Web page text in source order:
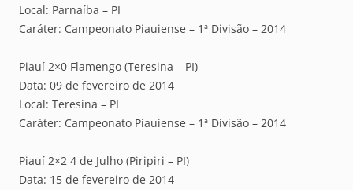
Local: Parnaíba – PI
Caráter: Campeonato Piauiense – 1ª Divisão – 2014
Piauí 2×0 Flamengo (Teresina – PI)
Data: 09 de fevereiro de 2014
Local: Teresina – PI
Caráter: Campeonato Piauiense – 1ª Divisão – 2014
Piauí 2×2 4 de Julho (Piripiri – PI)
Data: 15 de fevereiro de 2014